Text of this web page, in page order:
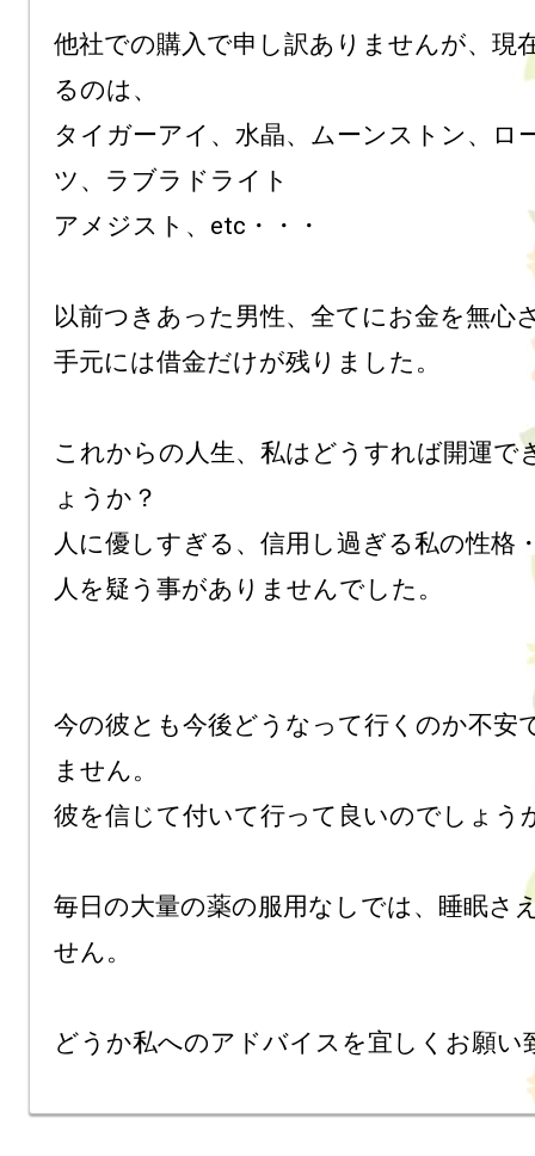
他社での購入で申し訳ありませんが、現
るのは、
タイガーアイ、水晶、ムーンストン、ロ
ツ、ラブラドライト
アメジスト、etc・・・
以前つきあった男性、全てにお金を無心
手元には借金だけが残りました。
これからの人生、私はどうすれば開運で
ょうか？
人に優しすぎる、信用し過ぎる私の性格
人を疑う事がありませんでした。
今の彼とも今後どうなって行くのか不安
ません。
彼を信じて付いて行って良いのでしょう
毎日の大量の薬の服用なしでは、睡眠さ
せん。
どうか私へのアドバイスを宜しくお願い